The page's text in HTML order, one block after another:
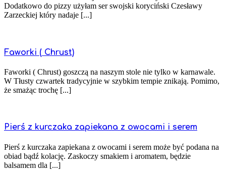
Dodatkowo do pizzy użyłam ser swojski koryciński Czesławy
Zarzeckiej który nadaje [...]
Faworki ( Chrust)
Faworki ( Chrust) goszczą na naszym stole nie tylko w karnawale.
W Tłusty czwartek tradycyjnie w szybkim tempie znikają. Pomimo,
że smażąc trochę [...]
Pierś z kurczaka zapiekana z owocami i serem
Pierś z kurczaka zapiekana z owocami i serem może być podana na
obiad bądź kolację. Zaskoczy smakiem i aromatem, będzie
balsamem dla [...]